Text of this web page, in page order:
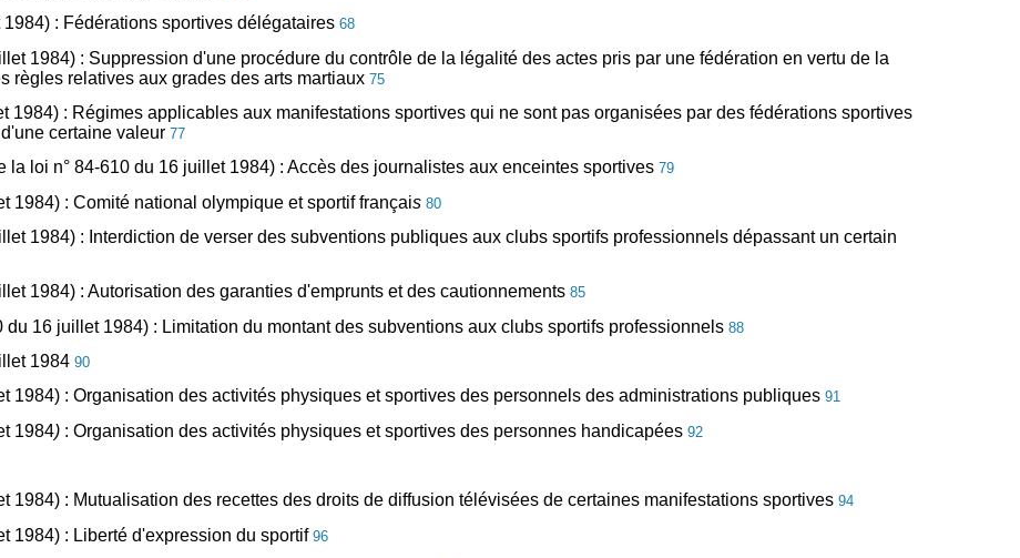
: Fédérations sportives délégataires 68
1984) : Suppression d'une procédure du contrôle de la légalité des actes pris par une fédération en vertu de la
règles relatives aux grades des arts martiaux 75
1984) : Régimes applicables aux manifestations sportives qui ne sont pas organisées par des fédérations sportives
certaine valeur 77
la loi n° 84-610 du 16 juillet 1984) : Accès des journalistes aux enceintes sportives 79
1984) : Comité national olympique et sportif français 80
1984) : Interdiction de verser des subventions publiques aux clubs sportifs professionnels dépassant un certain
1984) : Autorisation des garanties d'emprunts et des cautionnements 85
16 juillet 1984) : Limitation du montant des subventions aux clubs sportifs professionnels 88
1984 90
1984) : Organisation des activités physiques et sportives des personnels des administrations publiques 91
1984): Organisation des activités physiques et sportives des personnes handicapées 92
1984) : Mutualisation des recettes des droits de diffusion télévisées de certaines manifestations sportives 94
1984) : Liberté d'expression du sportif 96